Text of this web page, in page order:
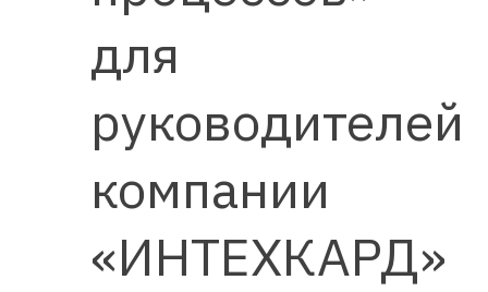
для
руководителей
компании
«ИНТЕХКАРД»